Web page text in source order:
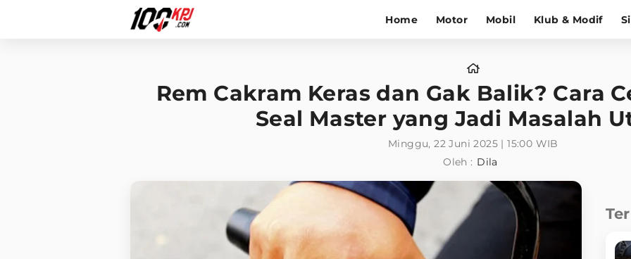
Home Motor Mobil Klub & Modif
Rem Cakram Keras dan Gak Balik? Cara
Seal Master yang Jadi Masalah
Minggu, 22 Juni 2025 | 15:00 WIB
Oleh : Dila